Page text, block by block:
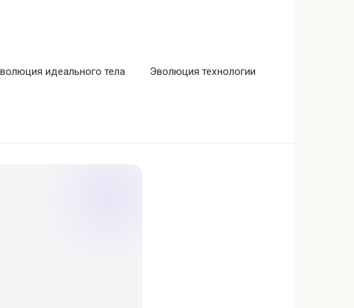
идеального тела Эволюция технологии